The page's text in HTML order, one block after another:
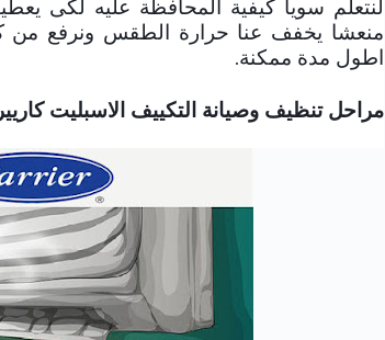
لنتعلم سويا كيفية المحافظة عليه لكى
منعشا يخفف عنا حرارة الطقس ونرفع من
اطول مدة ممكنة.
مراحل تنظيف وصيانة التكييف الاسبليت